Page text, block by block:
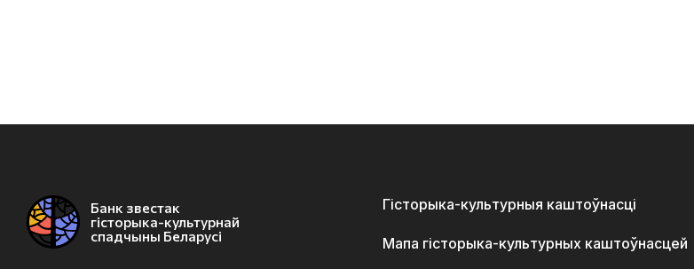
Банк звестак
гісторыка-культурнай
спадчыны Беларусі
Гісторыка-культурныя каштоўнасці
Мапа гісторыка-культурных каштоўнасцей